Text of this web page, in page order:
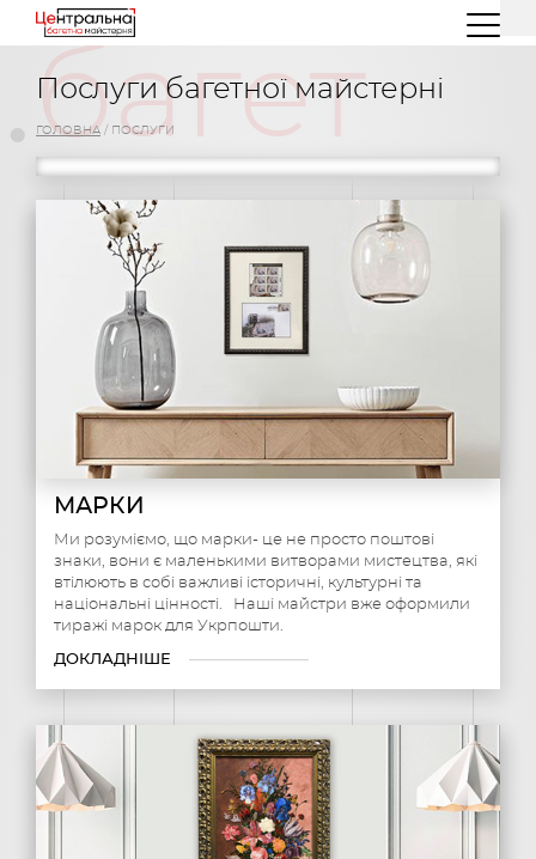
багет
Послуги багетної майстерні
ГОЛОВНА / ПОСЛУГИ
МАРКИ
Ми розуміємо, що марки- це не просто поштові
знаки, вони є маленькими витворами мистецтва, які
втілюють в собі важливі історичні, культурні та
національні цінності. Наші майстри вже оформили
тиражі марок для Укрпошти.
ДОКЛАДНІШЕ